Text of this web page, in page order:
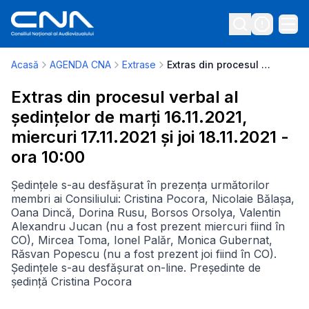
Acasă AGENDA CNA Extrase Extras din procesul verbal al ședințelor de marți 16.11.2021, miercuri 17.11.2021 și joi 18.11.2021 - ora 10:00
Extras din procesul verbal al
ședințelor de marți 16.11.2021,
miercuri 17.11.2021 și joi 18.11.2021 -
ora 10:00
Ședințele s-au desfășurat în prezența următorilor
membri ai Consiliului: Cristina Pocora, Nicolaie Bălașa,
Oana Dincă, Dorina Rusu, Borsos Orsolya, Valentin
Alexandru Jucan (nu a fost prezent miercuri fiind în
CO), Mircea Toma, Ionel Palăr, Monica Gubernat,
Răsvan Popescu (nu a fost prezent joi fiind în CO).
Ședințele s-au desfășurat on-line. Președinte de
ședință Cristina Pocora